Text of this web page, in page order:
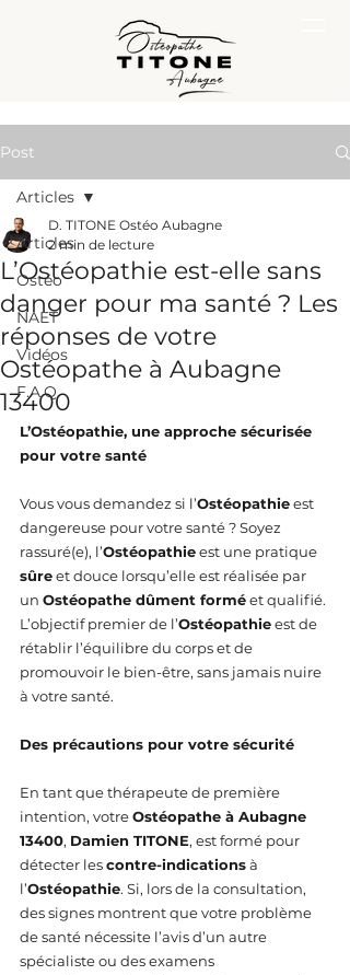
Post
Articles
Ostéo
NAET
Vidéos
F.A.Q.
Articles
L’Ostéopathie est-elle sans
danger pour ma santé ? Les
réponses de votre
Ostéopathe à Aubagne
13400
D. TITONE Ostéo Aubagne
2 min de lecture
L’Ostéopathie, une approche sécurisée
pour votre santé
Vous vous demandez si l’Ostéopathie est
dangereuse pour votre santé ? Soyez
rassuré(e), l’Ostéopathie est une pratique
sûre et douce lorsqu’elle est réalisée par
un Ostéopathe dûment formé et qualifié.
L’objectif premier de l’Ostéopathie est de
rétablir l’équilibre du corps et de
promouvoir le bien-être, sans jamais nuire
à votre santé.
Des précautions pour votre sécurité
En tant que thérapeute de première
intention, votre Ostéopathe à Aubagne
13400, Damien TITONE, est formé pour
détecter les contre-indications à
l’Ostéopathie. Si, lors de la consultation,
des signes montrent que votre problème
de santé nécessite l’avis d’un autre
spécialiste ou des examens